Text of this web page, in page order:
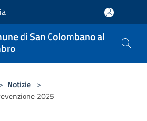
di San Colombano al
> Notizie >
2025